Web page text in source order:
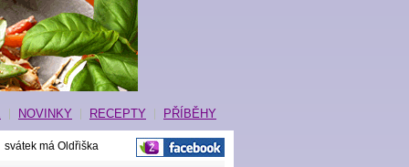
NOVINKY RECEPTY PŘÍBĚHY
má Oldřiška